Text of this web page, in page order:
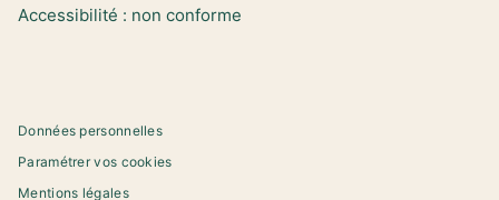
Accessibilité : non conforme
Données personnelles
Paramétrer vos cookies
Mentions légales